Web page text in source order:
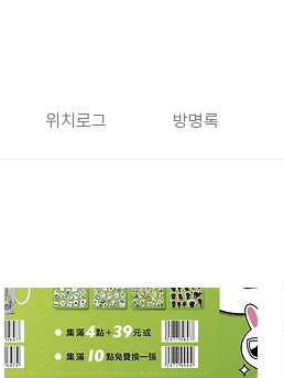
위치로그 방명록